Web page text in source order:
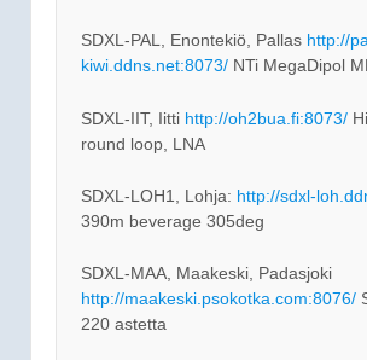
SDXL-PAL, Enontekiö, Pallas http://
kiwi.ddns.net:8073/ NTi MegaDipol
SDXL-IIT, Iitti http://oh2bua.fi:8073/
round loop, LNA
SDXL-LOH1, Lohja: http://sdxl-
390m beverage 305deg
SDXL-MAA, Maakeski, Padasjoki
http://maakeski.psokotka.com:8076/
220 astetta